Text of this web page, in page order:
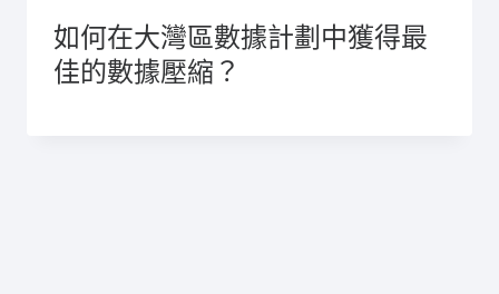
如何在大灣區數據計劃中獲得最
佳的數據壓縮？